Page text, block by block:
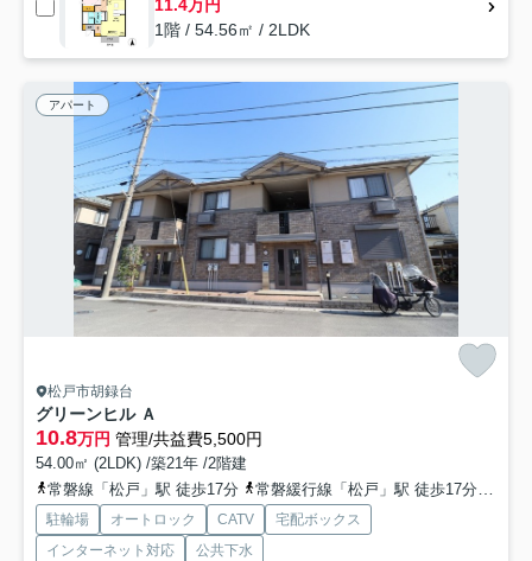
11.4万円
1階 / 54.56㎡ / 2LDK
アパート
松戸市胡録台
グリーンヒル Ａ
10.8万円 管理/共益費5,500円
54.00㎡ (2LDK) /築21年 /2階建
常磐線「松戸」駅 徒歩17分
常磐緩行線「松戸」駅 徒歩17分
駐輪場 オートロック CATV
宅配ボックス
インターネット対応
公共下水